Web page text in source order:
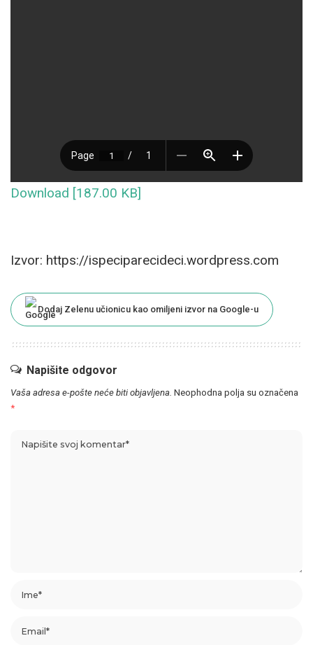
Download [187.00 KB]
Izvor: https://ispeciparecideci.wordpress.com
Dodaj Zelenu učionicu kao omiljeni izvor na Google-u
Napišite odgovor
Vaša adresa e-pošte neće biti objavljena. Neophodna polja su označena
*